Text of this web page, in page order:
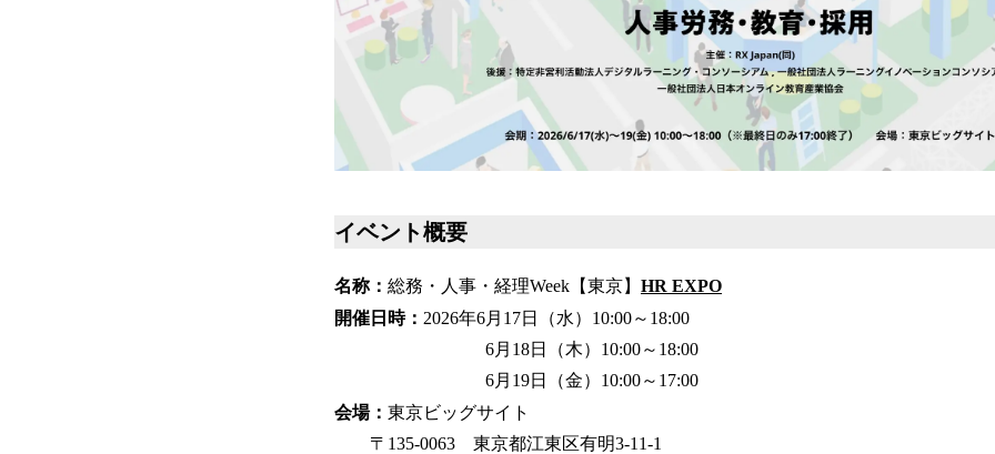
イベント概要
名称： 総務・人事・経理Week【東京】 HR EXPO
開催日時： 2026年6月17日（水）10:00～18:00
6月18日（木）10:00～18:00
6月19日（金）10:00～17:00
会場： 東京ビッグサイト
〒135-0063 東京都江東区有明3-11-1